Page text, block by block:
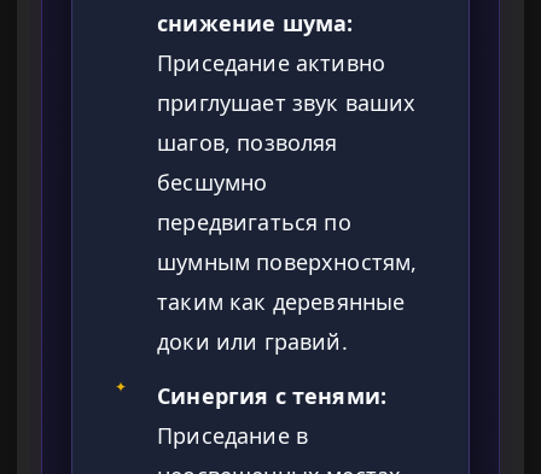
снижение шума:
Приседание активно
приглушает звук ваших
шагов, позволяя
бесшумно
передвигаться по
шумным поверхностям,
таким как деревянные
доки или гравий.
✦
Синергия с тенями:
Приседание в